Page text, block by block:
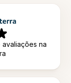
avaliações na